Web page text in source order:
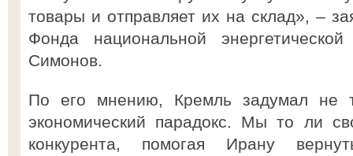
товары и отправляет их на склад», –
Фонда национальной
Симонов.
По его мнению, Кремль задумал не
экономический парадокс. Мы то ли
конкурента, помогая Ирану